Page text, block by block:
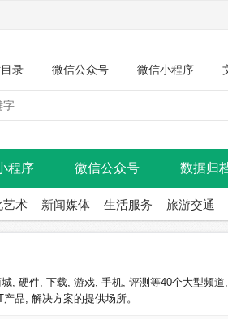
录 微信公众号 微信小程序
程序 微信公众号 数据归
艺术 新闻媒体 生活服务 旅游交通
, 硬件, 下载, 游戏, 手机, 评测等40个大型频
品, 解决方案的提供场所。